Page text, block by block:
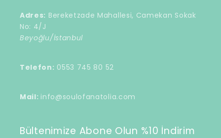
Adres: Bereketzade Mahallesi, Camekan Sokak
No: 4/J
Beyoğlu/İstanbul
Telefon: 0553 745 80 52
Mail: info@soulofanatolia.com
Bültenimize Abone Olun %10 İndirim